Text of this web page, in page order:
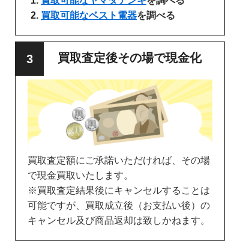
買取可能なベスト電器を調べる
買取査定後その場で現金化
買取査定額にご承諾いただければ、その場
で現金買取いたします。
※買取査定結果後にキャンセルすることは
可能ですが、買取成立後（お支払い後）の
キャンセル及び商品返却は致しかねます。